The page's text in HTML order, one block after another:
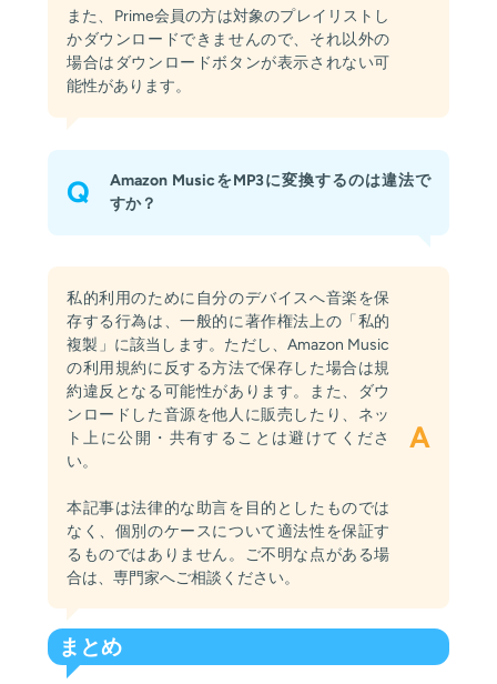
また、Prime会員の方は対象のプレイリストし
かダウンロードできませんので、それ以外の
場合はダウンロードボタンが表示されない可
能性があります。
Q
Amazon MusicをMP3に変換するのは違法で
すか？
私的利用のために自分のデバイスへ音楽を保
存する行為は、一般的に著作権法上の「私的
複製」に該当します。ただし、Amazon Music
の利用規約に反する方法で保存した場合は規
約違反となる可能性があります。また、ダウ
ンロードした音源を他人に販売したり、ネッ
ト上に公開・共有することは避けてくださ
い。
本記事は法律的な助言を目的としたものでは
なく、個別のケースについて適法性を保証す
るものではありません。ご不明な点がある場
合は、専門家へご相談ください。
A
まとめ